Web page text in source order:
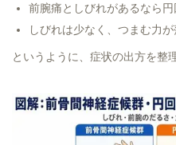
前腕痛としびれがあるなら
しびれは少なく、つまむ力
というように、症状の出方を整